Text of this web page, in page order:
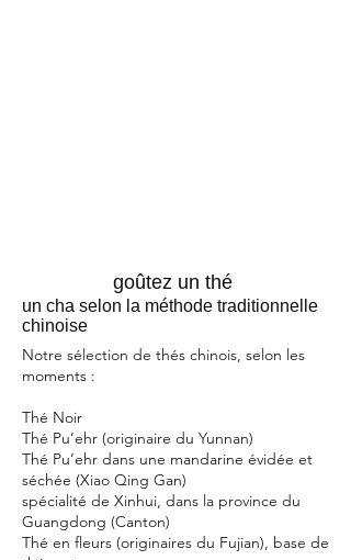
goûtez un thé
un cha selon la méthode traditionnelle
chinoise
Notre sélection de thés chinois, selon les
moments :
Thé Noir
Thé Pu’ehr (originaire du Yunnan)
Thé Pu’ehr dans une mandarine évidée et
séchée (Xiao Qing Gan)
spécialité de Xinhui, dans la province du
Guangdong (Canton)
Thé en fleurs (originaires du Fujian), base de